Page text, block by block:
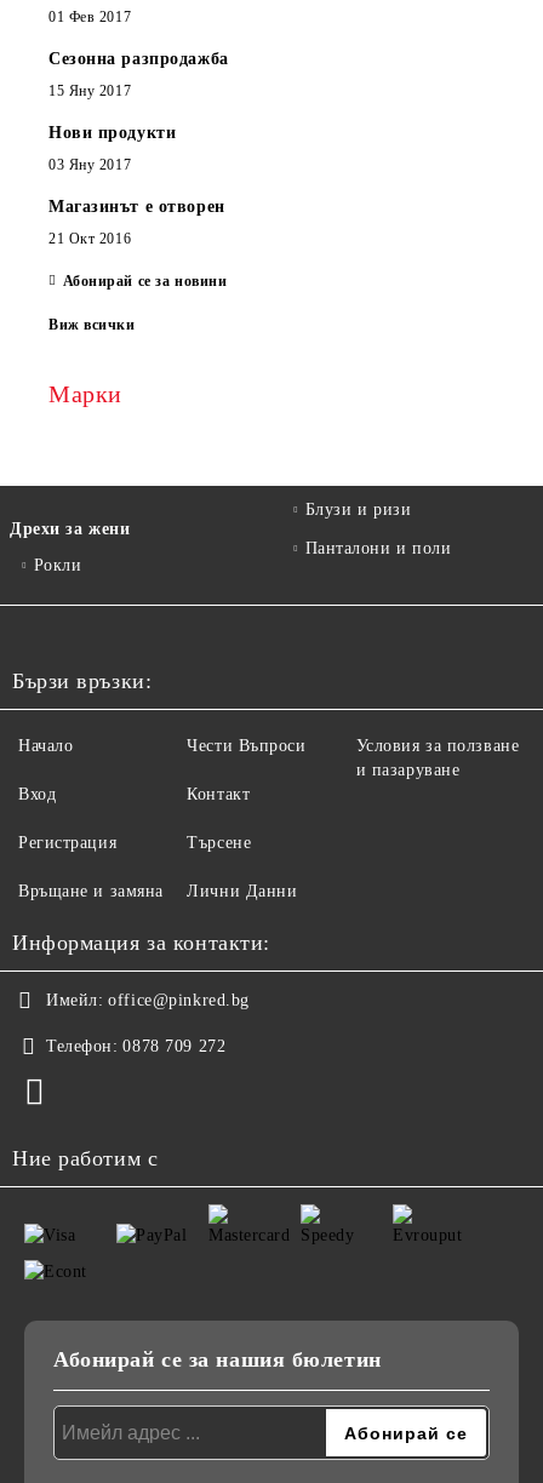
01 Фев 2017
Сезонна разпродажба
15 Яну 2017
Нови продукти
03 Яну 2017
Магазинът е отворен
21 Окт 2016
Абонирай се за новини
Виж всички
Марки
Дрехи за жени
Рокли
Блузи и ризи
Панталони и поли
Бързи връзки:
Начало
Вход
Регистрация
Връщане и замяна
Чести Въпроси
Контакт
Търсене
Лични Данни
Условия за ползване
и пазаруване
Информация за контакти:
Имейл: office@pinkred.bg
Телефон: 0878 709 272
Ние работим с
Абонирай се за нашия бюлетин